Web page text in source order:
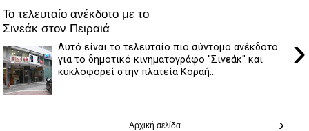
Το τελευταίο ανέκδοτο με το
Σινεάκ στον Πειραιά
›
Αυτό είναι το τελευταίο πιο σύντομο ανέκδοτο
για το δημοτικό κινηματογράφο "Σινεάκ" και
κυκλοφορεί στην πλατεία Κοραή...
›
Αρχική σελίδα